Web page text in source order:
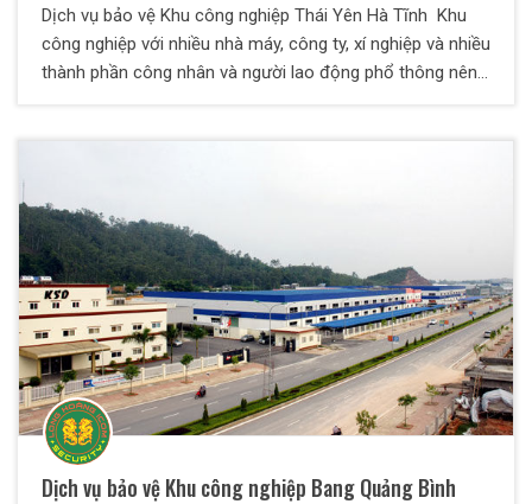
Dịch vụ bảo vệ Khu công nghiệp Thái Yên Hà Tĩnh Khu
công nghiệp với nhiều nhà máy, công ty, xí nghiệp và nhiều
thành phần công nhân và người lao động phổ thông nên
Dịch vụ bảo vệ Khu công nghiệp Bang Quảng Bình